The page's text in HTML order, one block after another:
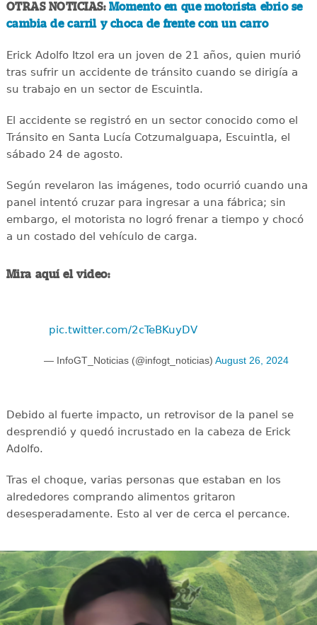
OTRAS NOTICIAS: Momento en que motorista ebrio se
cambia de carril y choca de frente con un carro
Erick Adolfo Itzol era un joven de 21 años, quien murió
tras sufrir un accidente de tránsito cuando se dirigía a
su trabajo en un sector de Escuintla.
El accidente se registró en un sector conocido como el
Tránsito en Santa Lucía Cotzumalguapa, Escuintla, el
sábado 24 de agosto.
Según revelaron las imágenes, todo ocurrió cuando una
panel intentó cruzar para ingresar a una fábrica; sin
embargo, el motorista no logró frenar a tiempo y chocó
a un costado del vehículo de carga.
Mira aquí el video:
pic.twitter.com/2cTeBKuyDV
— InfoGT_Noticias (@infogt_noticias) August 26, 2024
Debido al fuerte impacto, un retrovisor de la panel se
desprendió y quedó incrustado en la cabeza de Erick
Adolfo.
Tras el choque, varias personas que estaban en los
alrededores comprando alimentos gritaron
desesperadamente. Esto al ver de cerca el percance.